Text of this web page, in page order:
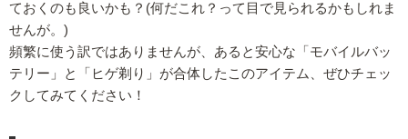
ておくのも良いかも？(何だこれ？って目で見られるかもしれま
せんが。)
頻繁に使う訳ではありませんが、あると安心な「モバイルバッ
テリー」と「ヒゲ剃り」が合体したこのアイテム、ぜひチェッ
クしてみてください！